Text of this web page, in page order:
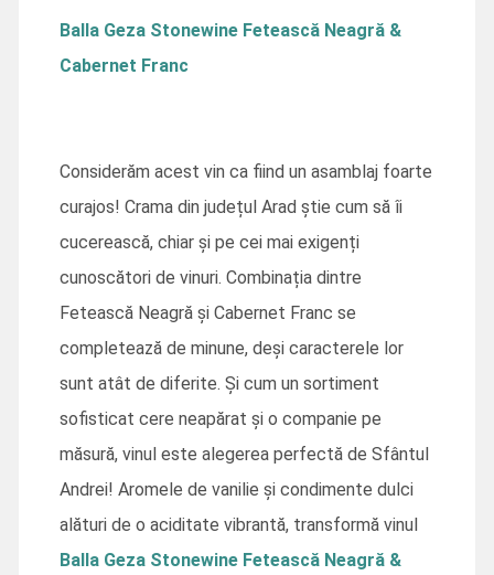
Balla Geza Stonewine Fetească Neagră &
Cabernet Franc
Considerăm acest vin ca fiind un asamblaj foarte
curajos! Crama din județul Arad știe cum să îi
cucerească, chiar și pe cei mai exigenți
cunoscători de vinuri. Combinația dintre
Fetească Neagră și Cabernet Franc se
completează de minune, deși caracterele lor
sunt atât de diferite. Și cum un sortiment
sofisticat cere neapărat și o companie pe
măsură, vinul este alegerea perfectă de Sfântul
Andrei! Aromele de vanilie și condimente dulci
alături de o aciditate vibrantă, transformă vinul
Balla Geza Stonewine Fetească Neagră &